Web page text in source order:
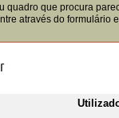
quadro que procura
através do formulário